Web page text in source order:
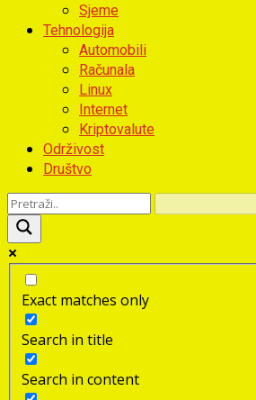
Sjeme
Tehnologija
Automobili
Računala
Linux
Internet
Kriptovalute
Održivost
Društvo
Exact matches only
Search in title
Search in content